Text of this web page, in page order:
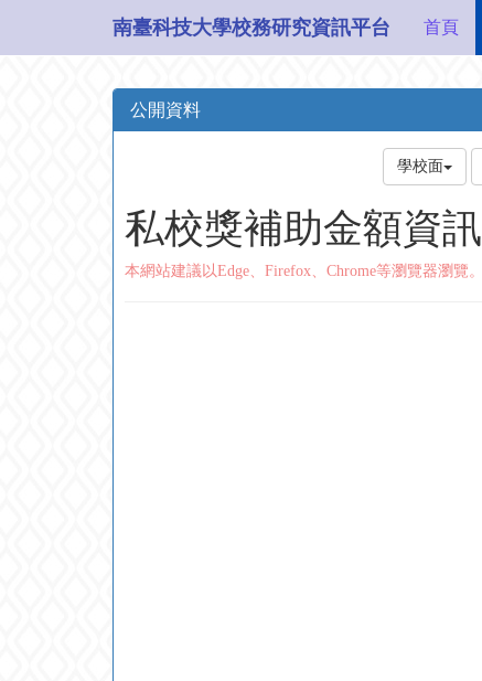
南臺科技大學校務研究資訊平台 首頁
公開資料
學校面
私校獎補助金額資訊
本網站建議以Edge、Firefox、Chrome等瀏覽器瀏覽。